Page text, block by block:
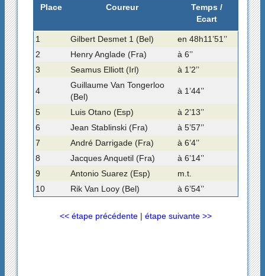
Place Coureur
Temps /
Ecart
1 Gilbert Desmet 1 (Bel)
en 48h11’51’’
2
Henry Anglade (Fra)
à 6’’
3
Seamus Elliott (Irl) à 1’2’’
4
Guillaume Van Tongerloo
(Bel)
à 1’44’’
5 Luis Otano (Esp)
à 2’13’’
6
Jean Stablinski (Fra)
à 5’57’’
7
André Darrigade (Fra)
à 6’4’’
8
Jacques Anquetil (Fra)
à 6’14’’
9
Antonio Suarez (Esp)
m.t.
10
Rik Van Looy (Bel) à 6’54’’
<< étape précédente| étape suivante >>